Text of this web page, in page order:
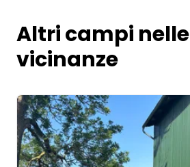
Altri campi nelle
vicinanze
Image 1 of 4